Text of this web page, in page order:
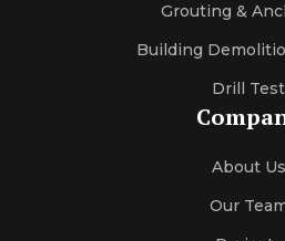
Grouting &
Building
Drill Test
About Us
Our